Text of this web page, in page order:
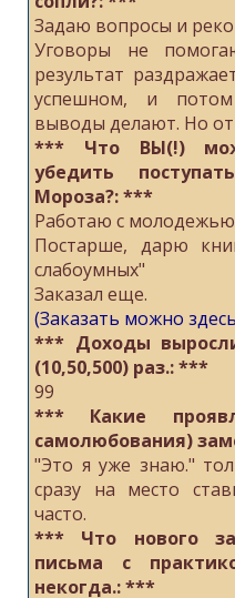
Задаю вопросы и
Уговоры не
результат
успешном, и
выводы делают. Но
*** Что ВЫ(!)
убедить
Мороза?: ***
Работаю с
Постарше, дарю
слабоумных"
Заказал еще.
(Заказать можно
*** Доходы
(10,50,500) раз.: ***
99
*** Какие
самолюбования)
"Это я уже знаю."
сразу на место
часто.
*** Что нового
письма с
некогда.: ***